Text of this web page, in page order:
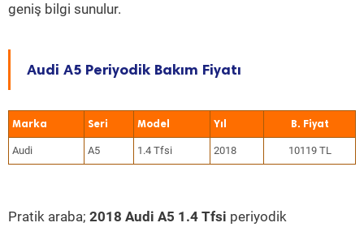
geniş bilgi sunulur.
Audi A5 Periyodik Bakım Fiyatı
Marka Seri Model Yıl
Audi A5 1.4 Tfsi 2018 10119 TL
Pratik araba; 2018 Audi A5 1.4 Tfsi periyodik